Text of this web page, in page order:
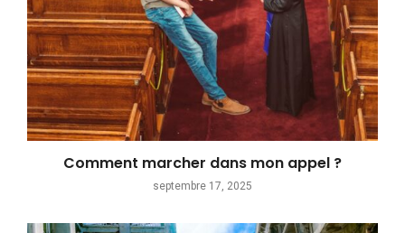
Comment marcher dans mon appel ?
septembre 17, 2025